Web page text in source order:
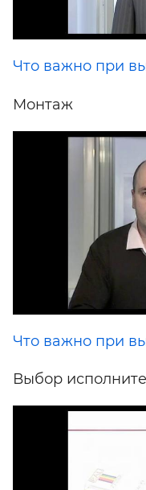
Что важно при
Монтаж
Что важно при
Выбор